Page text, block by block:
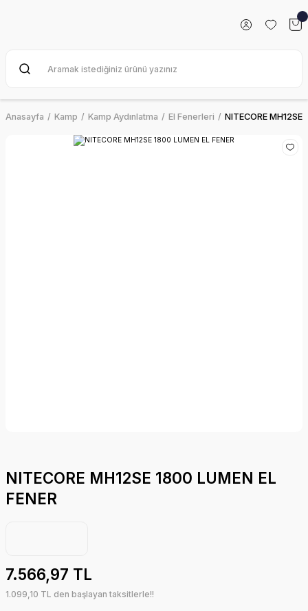
Anasayfa Kamp Kamp Aydınlatma El Fenerleri NITECORE MH12SE
NITECORE MH12SE 1800 LUMEN EL
FENER
7.566,97 TL
1.099,10 TL den başlayan taksitlerle!!